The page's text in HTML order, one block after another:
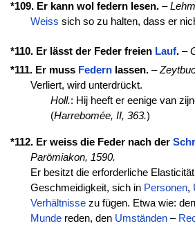
*109. Er kann wol federn lesen.–
Weiss sich so zu halten, dass er
*110. Er lässt der Feder freien Lauf.–
*111. Er muss Federnlassen.–
Verliert, wird unterdrückt.
Holl.: Hij heeft er eenige van
(Harrebomée, II, 363.)
*112. Er weiss die Feder nach der
Parömiakon, 1590.
Er besitzt die erforderliche
Geschmeidigkeit, sich in Personen,
Verhältnissezu fügen. Etwa wie: den
Mundereden, den Umständen–